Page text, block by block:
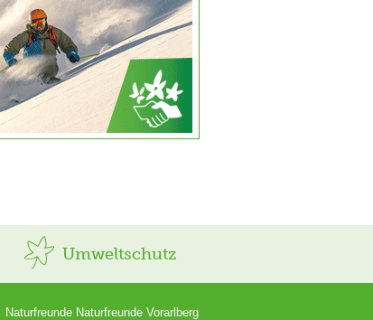
Umweltschutz
Naturfreunde Naturfreunde Vorarlberg